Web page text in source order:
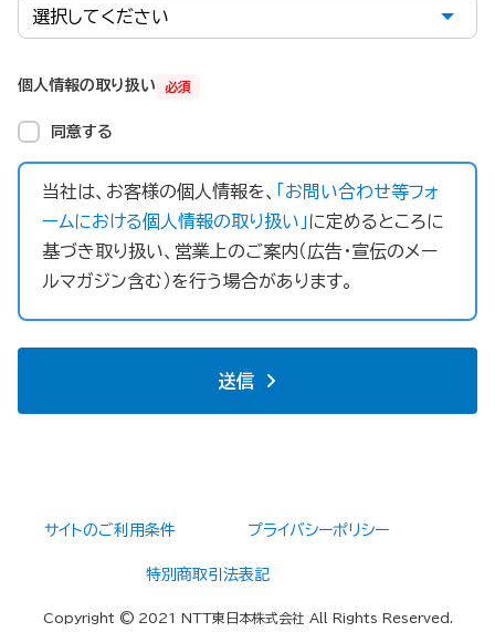
必須
個人情報の取り扱い
同意する
当社は、お客様の個人情報を、
「お問い合わせ等フォ
ームにおける個人情報の取り扱い」に定めるところに
基づき取り扱い、営業上のご案内（広告・宣伝のメー
ルマガジン含む）を行う場合があります。
送信
サイトのご利用条件 プライバシーポリシー
特別商取引法表記
Copyright © 2021 NTT東日本株式会社 All Rights Reserved.